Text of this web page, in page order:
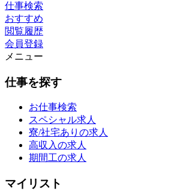
仕事検索
おすすめ
閲覧履歴
会員登録
メニュー
仕事を探す
お仕事検索
スペシャル求人
寮/社宅ありの求人
高収入の求人
期間工の求人
マイリスト